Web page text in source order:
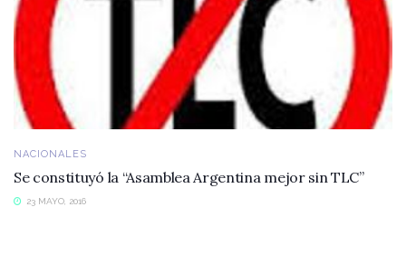
NACIONALES
Se constituyó la “Asamblea Argentina mejor sin TLC”
23 MAYO, 2016